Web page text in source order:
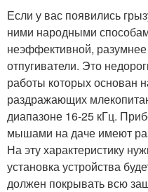
Если у вас появились
ними народными
неэффективной, разумнее
отпугиватели. Это
работы которых основан
раздражающих
диапазоне 16-25 кГц.
мышами на даче имеют
На эту характеристику
установка устройства
должен покрывать всю